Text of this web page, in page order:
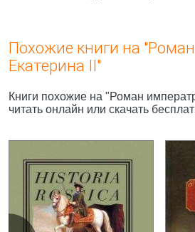
Похожие книги на
Екатерина II"
Книги похожие на "Роман
читать онлайн или скачать